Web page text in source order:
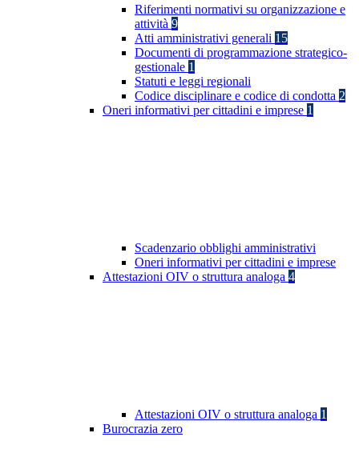
Riferimenti normativi su organizzazione e
attività 9
Atti amministrativi generali 15
Documenti di programmazione strategico-
gestionale 1
Statuti e leggi regionali
Codice disciplinare e codice di condotta 2
Oneri informativi per cittadini e imprese 1
Scadenzario obblighi amministrativi
Oneri informativi per cittadini e imprese
Attestazioni OIV o struttura analoga 4
Attestazioni OIV o struttura analoga 1
Burocrazia zero